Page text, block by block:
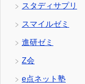
スタディサプリ
スマイルゼミ
進研ゼミ
Z会
e点ネット塾